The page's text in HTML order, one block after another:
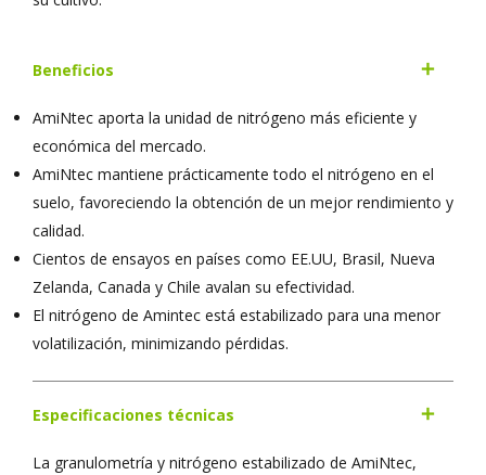
Beneficios
AmiNtec aporta la unidad de nitrógeno más eficiente y
económica del mercado.
AmiNtec mantiene prácticamente todo el nitrógeno en el
suelo, favoreciendo la obtención de un mejor rendimiento y
calidad.
Cientos de ensayos en países como EE.UU, Brasil, Nueva
Zelanda, Canada y Chile avalan su efectividad.
El nitrógeno de Amintec está estabilizado para una menor
volatilización, minimizando pérdidas.
Especificaciones técnicas
La granulometría y nitrógeno estabilizado de AmiNtec,